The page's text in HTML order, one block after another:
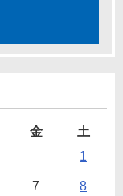
金
土
1
7 8